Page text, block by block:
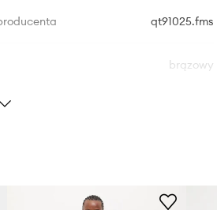
qt91025.fms
brązowy